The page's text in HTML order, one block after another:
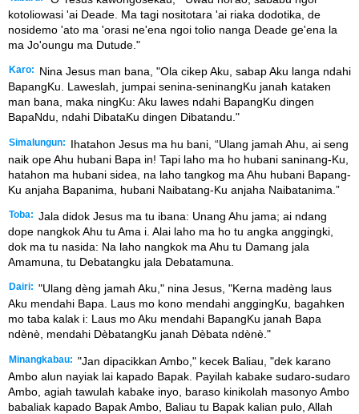
kotoliowasi 'ai Deade. Ma tagi nositotara 'ai riaka dodotika, de
nosidemo 'ato ma 'orasi ne'ena ngoi tolio nanga Deade ge'ena la
ma Jo'oungu ma Dutude."
Karo:
Nina Jesus man bana, "Ola cikep Aku, sabap Aku langa ndahi
BapangKu. Laweslah, jumpai senina-seninangKu janah kataken
man bana, maka ningKu: Aku lawes ndahi BapangKu dingen
BapaNdu, ndahi DibataKu dingen Dibatandu."
Simalungun:
Ihatahon Jesus ma hu bani, “Ulang jamah Ahu, ai seng
naik ope Ahu hubani Bapa in! Tapi laho ma ho hubani saninang-Ku,
hatahon ma hubani sidea, na laho tangkog ma Ahu hubani Bapang-
Ku anjaha Bapanima, hubani Naibatang-Ku anjaha Naibatanima.”
Toba: Jala didok Jesus ma tu ibana: Unang Ahu jama; ai ndang
dope nangkok Ahu tu Ama i. Alai laho ma ho tu angka anggingki,
dok ma tu nasida: Na laho nangkok ma Ahu tu Damang jala
Amamuna, tu Debatangku jala Debatamuna.
Dairi: "Ulang dèng jamah Aku," nina Jesus, "Kerna madèng laus
Aku mendahi Bapa. Laus mo kono mendahi anggingKu, bagahken
mo taba kalak i: Laus mo Aku mendahi BapangKu janah Bapa
ndènè, mendahi DèbatangKu janah Dèbata ndènè."
Minangkabau: "Jan dipacikkan Ambo," kecek Baliau, "dek karano
Ambo alun nayiak lai kapado Bapak. Payilah kabake sudaro-sudaro
Ambo, agiah tawulah kabake inyo, baraso kinikolah masonyo Ambo
babaliak kapado Bapak Ambo, Baliau tu Bapak kalian pulo, Allah